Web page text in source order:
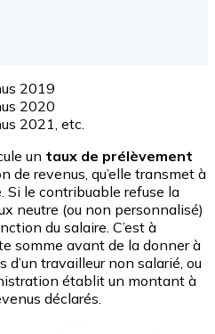
2019
2020
2021, etc.
un taux de prélèvement
de revenus, qu’elle transmet à
Si le contribuable refuse la
neutre (ou non personnalisé)
du salaire. C’est à
somme avant de la donner à
d’un travailleur non salarié, ou
établit un montant à
déclarés.